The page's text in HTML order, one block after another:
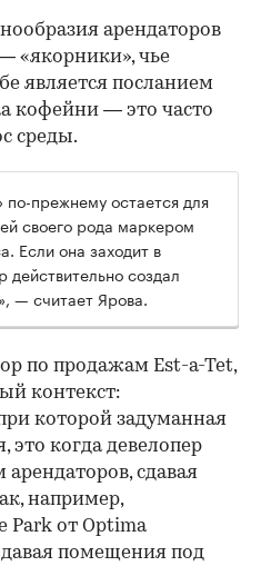
арендаторов
«якорники», чье
является посланием
кофейни — это часто
среды.
прежнему остается для
своего рода маркером
Если она заходит в
действительно создал
— считает Ярова.
по продажам Est-a-Tet,
контекст:
которой задуманная
это когда девелопер
арендаторов, сдавая
например,
от Optima
помещения под